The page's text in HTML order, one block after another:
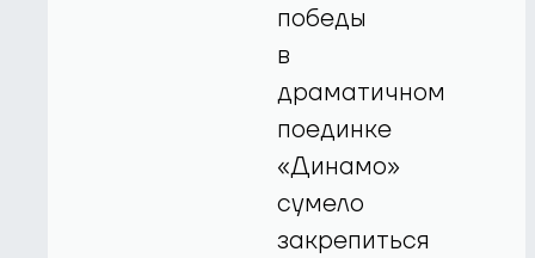
победы
в
драматичном
поединке
«Динамо»
сумело
закрепиться